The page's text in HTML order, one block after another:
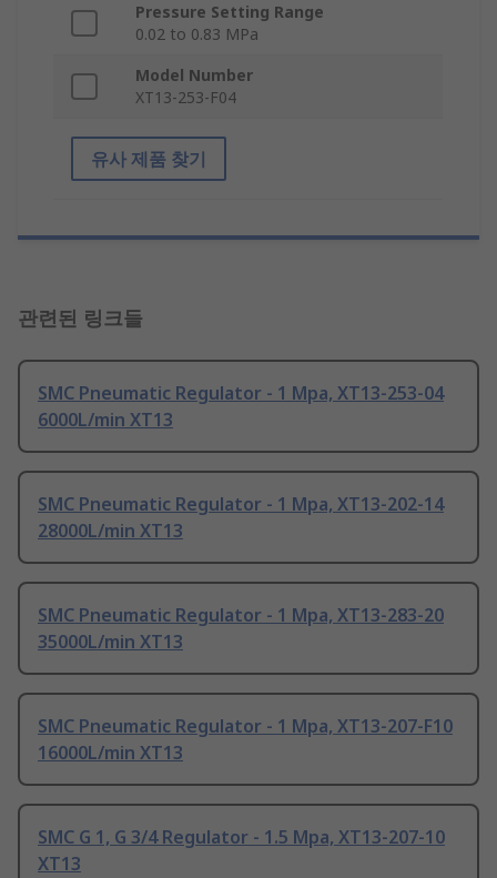
Pressure Setting Range
0.02 to 0.83 MPa
Model Number
XT13-253-F04
유사 제품 찾기
관련된 링크들
SMC Pneumatic Regulator - 1 Mpa, XT13-253-04
6000L/min XT13
SMC Pneumatic Regulator - 1 Mpa, XT13-202-14
28000L/min XT13
SMC Pneumatic Regulator - 1 Mpa, XT13-283-20
35000L/min XT13
SMC Pneumatic Regulator - 1 Mpa, XT13-207-F10
16000L/min XT13
SMC G 1, G 3/4 Regulator - 1.5 Mpa, XT13-207-10
XT13